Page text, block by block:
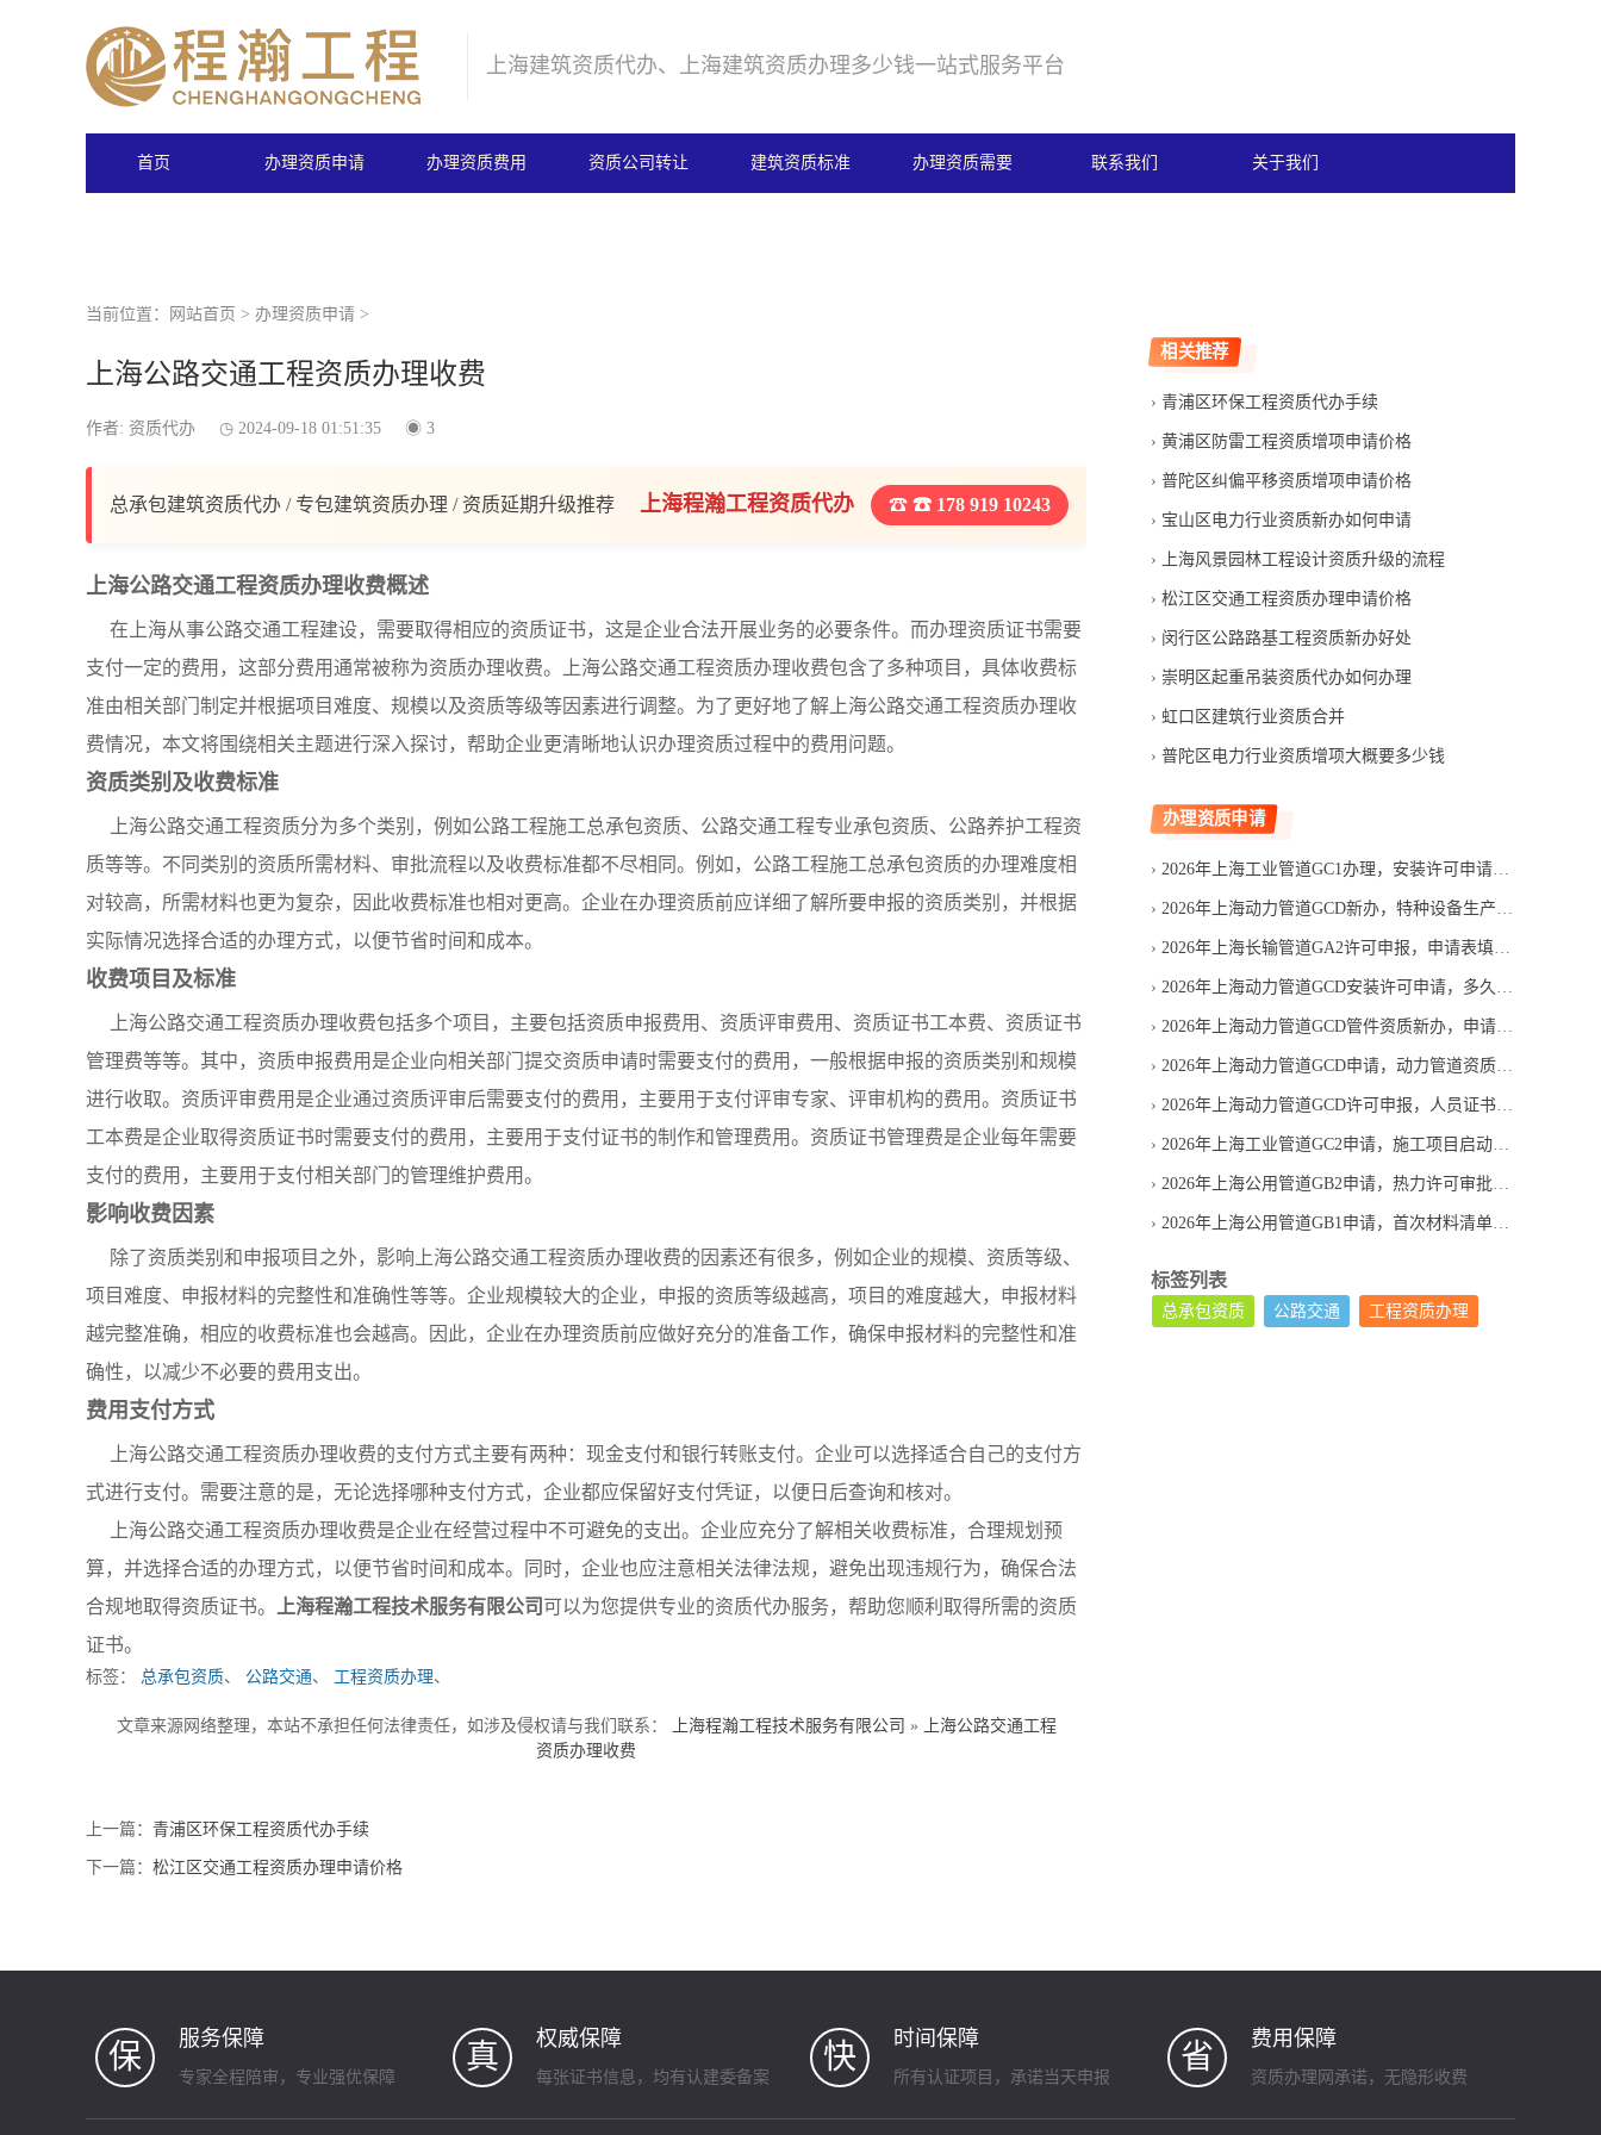
上海建筑资质代办、上海建筑资质办理多少钱一站式服务平台
首页 办理资质申请 办理资质费用 资质公司转让 建筑资质标准 办理资质需要 联系我们 关于我们
当前位置： 网站首页 > 办理资质申请 >
上海公路交通工程资质办理收费
作者: 资质代办 2024-09-18 01:51:35 3
总承包建筑资质代办 / 专包建筑资质办理 / 资质延期升级推荐 上海程瀚工程资质代办 ☎ 178 919 10243
上海公路交通工程资质办理收费概述
在上海从事公路交通工程建设，需要取得相应的资质证书，这是企业合法开展业务的必要条件。而办理资质证书需要
支付一定的费用，这部分费用通常被称为资质办理收费。上海公路交通工程资质办理收费包含了多种项目，具体收费标
准由相关部门制定并根据项目难度、规模以及资质等级等因素进行调整。为了更好地了解上海公路交通工程资质办理收
费情况，本文将围绕相关主题进行深入探讨，帮助企业更清晰地认识办理资质过程中的费用问题。
资质类别及收费标准
上海公路交通工程资质分为多个类别，例如公路工程施工总承包资质、公路交通工程专业承包资质、公路养护工程资
质等等。不同类别的资质所需材料、审批流程以及收费标准都不尽相同。例如，公路工程施工总承包资质的办理难度相
对较高，所需材料也更为复杂，因此收费标准也相对更高。企业在办理资质前应详细了解所要申报的资质类别，并根据
实际情况选择合适的办理方式，以便节省时间和成本。
收费项目及标准
上海公路交通工程资质办理收费包括多个项目，主要包括资质申报费用、资质评审费用、资质证书工本费、资质证书
管理费等等。其中，资质申报费用是企业向相关部门提交资质申请时需要支付的费用，一般根据申报的资质类别和规模
进行收取。资质评审费用是企业通过资质评审后需要支付的费用，主要用于支付评审专家、评审机构的费用。资质证书
工本费是企业取得资质证书时需要支付的费用，主要用于支付证书的制作和管理费用。资质证书管理费是企业每年需要
支付的费用，主要用于支付相关部门的管理维护费用。
影响收费因素
除了资质类别和申报项目之外，影响上海公路交通工程资质办理收费的因素还有很多，例如企业的规模、资质等级、
项目难度、申报材料的完整性和准确性等等。企业规模较大的企业，申报的资质等级越高，项目的难度越大，申报材料
越完整准确，相应的收费标准也会越高。因此，企业在办理资质前应做好充分的准备工作，确保申报材料的完整性和准
确性，以减少不必要的费用支出。
费用支付方式
上海公路交通工程资质办理收费的支付方式主要有两种：现金支付和银行转账支付。企业可以选择适合自己的支付方
式进行支付。需要注意的是，无论选择哪种支付方式，企业都应保留好支付凭证，以便日后查询和核对。
上海公路交通工程资质办理收费是企业在经营过程中不可避免的支出。企业应充分了解相关收费标准，合理规划预
算，并选择合适的办理方式，以便节省时间和成本。同时，企业也应注意相关法律法规，避免出现违规行为，确保合法
合规地取得资质证书。
上海程瀚工程技术服务有限公司 可以为您提供专业的资质代办服务，帮助您顺利取得所需的资质
证书。
标签： 总承包资质、 公路交通、 工程资质办理、
文章来源网络整理，本站不承担任何法律责任，如涉及侵权请与我们联系： 上海程瀚工程技术服务有限公司 »
上海公路交通工程
资质办理收费
上一篇： 青浦区环保工程资质代办手续
下一篇： 松江区交通工程资质办理申请价格
相关推荐
青浦区环保工程资质代办手续
黄浦区防雷工程资质增项申请价格
普陀区纠偏平移资质增项申请价格
宝山区电力行业资质新办如何申请
上海风景园林工程设计资质升级的流程
松江区交通工程资质办理申请价格
闵行区公路路基工程资质新办好处
崇明区起重吊装资质代办如何办理
虹口区建筑行业资质合并
普陀区电力行业资质增项大概要多少钱
办理资质申请
2026年上海工业管道GC1办理，安装许可申请条件有哪些
2026年上海动力管道GCD新办，特种设备生产单位许可怎么申请
2026年上海长输管道GA2许可申报，申请表填写容易错在哪
2026年上海动力管道GCD安装许可申请，多久能办下来
2026年上海动力管道GCD管件资质新办，申请费用包含哪些项目
2026年上海动力管道GCD申请，动力管道资质能否赶上投标
2026年上海动力管道GCD许可申报，人员证书如何匹配申请范围
2026年上海工业管道GC2申请，施工项目启动前要准备什么
2026年上海公用管道GB2申请，热力许可审批要等多久
2026年上海公用管道GB1申请，首次材料清单应按什么顺序整理
标签列表
总承包资质 公路交通 工程资质办理
保 服务保障
专家全程陪审，专业强优保障
真 权威保障
每张证书信息，均有认建委备案
快 时间保障
所有认证项目，承诺当天申报
省 费用保障
资质办理网承诺，无隐形收费